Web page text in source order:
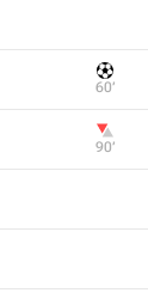
60‎’‎
90‎’‎